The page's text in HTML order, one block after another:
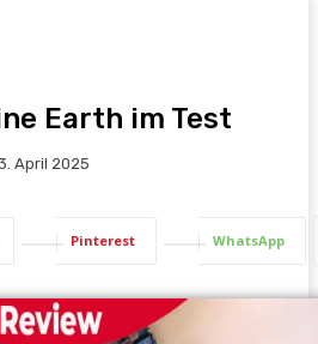
Earth im Test
April 2025
Pinterest WhatsApp